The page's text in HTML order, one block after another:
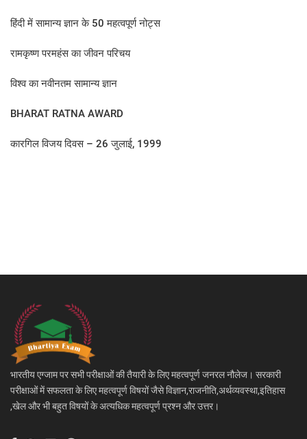
हिंदी में सामान्य ज्ञान के 50 महत्वपूर्ण नोट्स
रामकृष्ण परमहंस का जीवन परिचय
विश्व का नवीनतम सामान्य ज्ञान
BHARAT RATNA AWARD
कारगिल विजय दिवस – 26 जुलाई, 1999
भारतीय एग्जाम पर सभी परीक्षाओं की तैयारी के लिए महत्वपूर्ण जनरल नौलेज। सरकारी
परीक्षाओं में सफलता के लिए महत्वपूर्ण विषयों जैसे विज्ञान,राजनीति,अर्थव्यवस्था,इतिहास
,खेल और भी बहुत विषयों के अत्यधिक महत्वपूर्ण प्रश्न और उत्तर।